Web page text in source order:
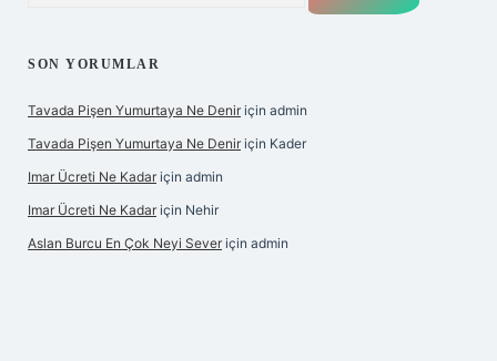
SON YORUMLAR
Tavada Pişen Yumurtaya Ne Denir için admin
Tavada Pişen Yumurtaya Ne Denir için Kader
Imar Ücreti Ne Kadar için admin
Imar Ücreti Ne Kadar için Nehir
Aslan Burcu En Çok Neyi Sever için admin